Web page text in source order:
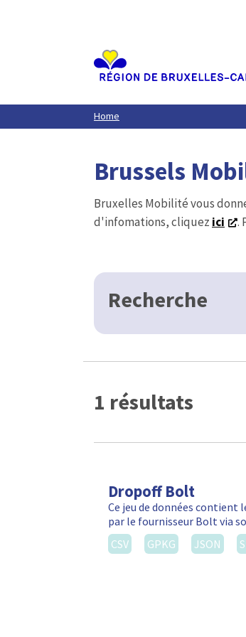
Home
Brussels
Bruxelles Mobilité vous
d'infomations, cliquez ici .
Recherche
1 résultats
Dropoff Bolt
Ce jeu de données contient
par le fournisseur Bolt via
CSV
GPKG JSON